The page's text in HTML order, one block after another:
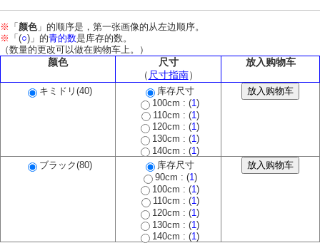
※ 「 颜色」的顺序是，第一张画像的从左边顺序。
※ 「(○)」的青的数是库存的数。
（数量的更改可以做在购物车上。）
颜色
尺寸
（ 尺寸指南）
放入购物车
キミドリ(40)
库存尺寸
100cm : (1)
110cm : (1 )
120cm : (1)
130cm : (1)
140cm : (1)
ブラック(80)
库存尺寸
90cm : (1)
100cm : (1 )
110cm : (1)
120cm : (1)
130cm : (1)
140cm : (1)